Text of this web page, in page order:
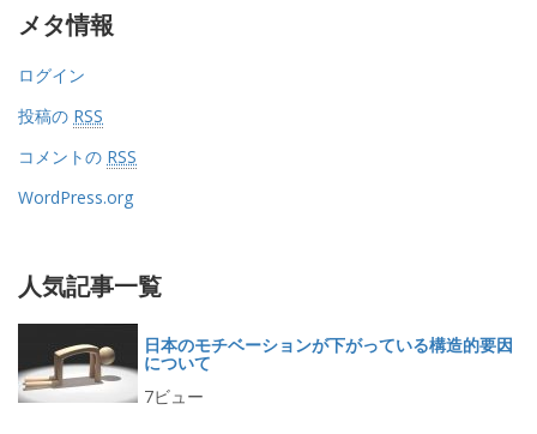
メタ情報
ログイン
投稿の RSS
コメントの RSS
WordPress.org
人気記事一覧
日本のモチベーションが下がっている構造的要因
について
7ビュー